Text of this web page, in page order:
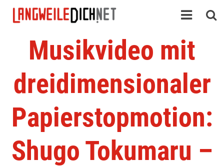
Musikvideo mit
dreidimensionaler
Papierstopmotion:
Shugo Tokumaru –